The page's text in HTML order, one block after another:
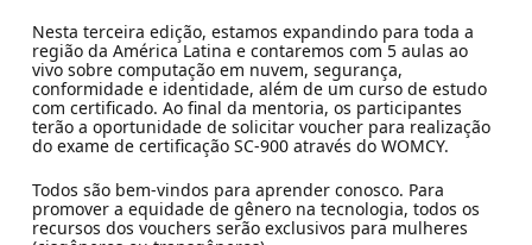
Nesta terceira edição, estamos expandindo para toda a
região da América Latina e contaremos com 5 aulas ao
vivo sobre computação em nuvem, segurança,
conformidade e identidade, além de um curso de estudo
com certificado. Ao final da mentoria, os participantes
terão a oportunidade de solicitar voucher para realização
do exame de certificação SC-900 através do WOMCY.
Todos são bem-vindos para aprender conosco. Para
promover a equidade de gênero na tecnologia, todos os
recursos dos vouchers serão exclusivos para mulheres